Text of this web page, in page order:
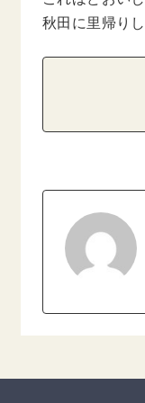
秋田に里帰り